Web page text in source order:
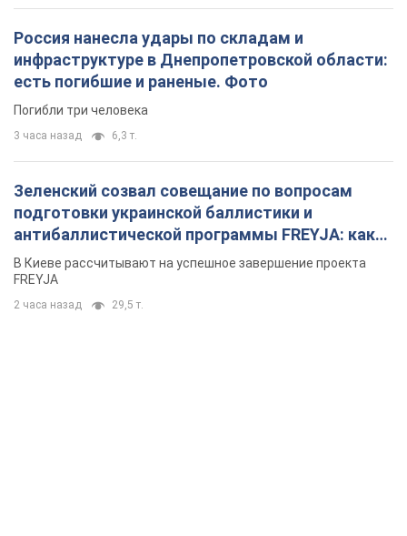
Россия нанесла удары по складам и
инфраструктуре в Днепропетровской области:
есть погибшие и раненые. Фото
Погибли три человека
3 часа назад 6,3 т.
Зеленский созвал совещание по вопросам
подготовки украинской баллистики и
антибаллистической программы FREYJA: какие
решения готовятся
В Киеве рассчитывают на успешное завершение проекта
FREYJA
2 часа назад 29,5 т.